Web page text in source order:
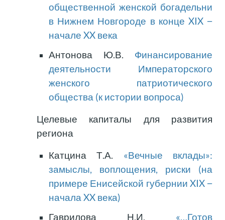
общественной женской богадельни
в Нижнем Новгороде в конце XIX −
начале XX века
Антонова Ю.В. Финансирование
деятельности Императорского
женского патриотического
общества (к истории вопроса)
Целевые капиталы для развития
региона
Катцина Т.А. «Вечные вклады»:
замыслы, воплощения, риски (на
примере Енисейской губернии XIX −
начала XX века)
Гаврилова Н.И. «…Готов